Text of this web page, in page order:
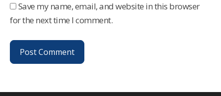
Save my name, email, and website in this browser
for the next time I comment.